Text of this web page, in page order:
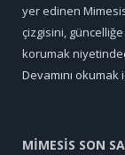
yer edinen
çizgisini,
korumak
Devamını okumak
MİMESİS SON